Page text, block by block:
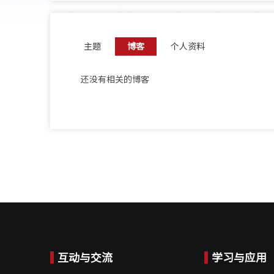
主题 博客 个人资料
还没有相关的博客
互动与交流 学习与应用